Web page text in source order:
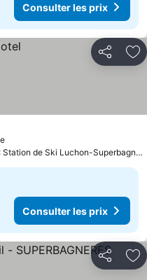
Consulter les prix
Partager
à 2.7 km de : Station de Ski Luchon-Superbagnères
Consulter les prix
Partager